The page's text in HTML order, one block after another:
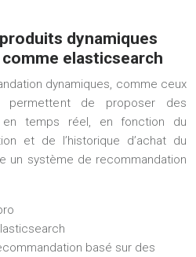
dynamiques
elasticsearch
dynamiques, comme ceux
permettent de proposer des
en temps réel, en fonction du
et de l’historique d’achat du
un système de recommandation
basé sur des